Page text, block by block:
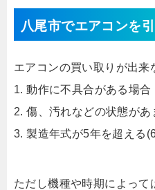
八尾市でエアコンを
エアコンの買い取りが出来
1. 動作に不具合がある場合
2. 傷、汚れなどの状態があ
3. 製造年式が5年を超える
ただし機種や時期によっ